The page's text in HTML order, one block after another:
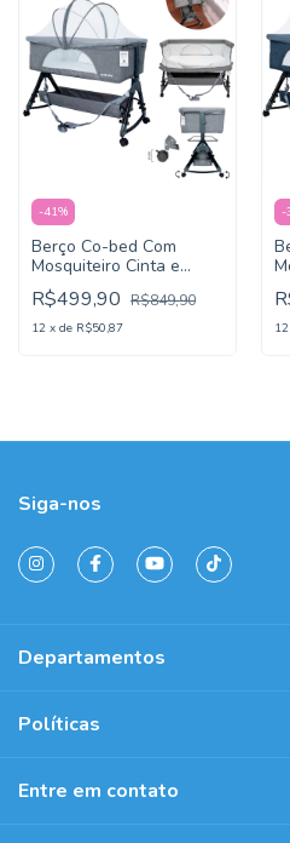
-41%
Berço Co-bed Com
Mosquiteiro Cinta e
Cesto Ajuste Rápido
Luna Cinza - KaBaby
R$499,90 R$849,90
12 x de R$50,87
-
12
Siga-nos
Departamentos
Políticas
Entre em contato